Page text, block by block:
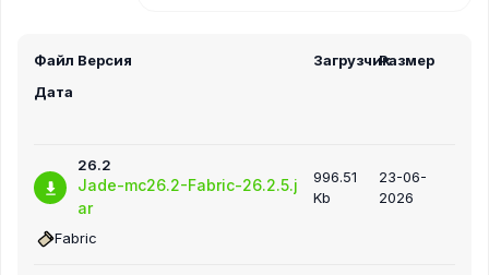
Файл Версия ЗагрузчикРазмер
Дата
26.2
Jade-mc26.2-Fabric-26.2.5.j
ar
Fabric
996.51
Kb
23-06-
2026